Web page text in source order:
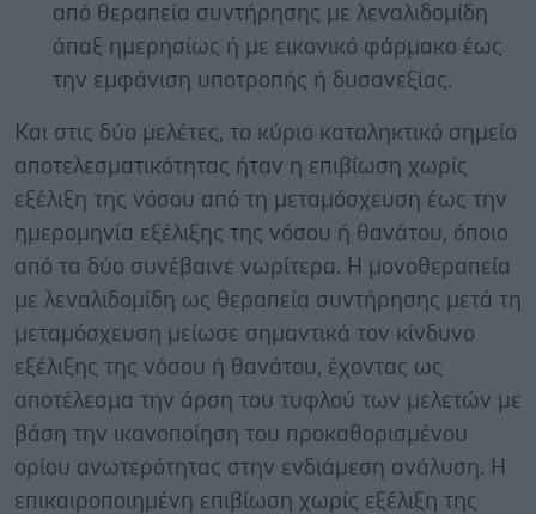
από θεραπεία συντήρησης με λεναλιδομίδη
άπαξ ημερησίως ή με εικονικό φάρμακο έως
την εμφάνιση υποτροπής ή δυσανεξίας.
Και στις δύο μελέτες, το κύριο καταληκτικό σημείο
αποτελεσματικότητας ήταν η επιβίωση χωρίς
εξέλιξη της νόσου από τη μεταμόσχευση έως την
ημερομηνία εξέλιξης της νόσου ή θανάτου, όποιο
από τα δύο συνέβαινε νωρίτερα. Η μονοθεραπεία
με λεναλιδομίδη ως θεραπεία συντήρησης μετά τη
μεταμόσχευση μείωσε σημαντικά τον κίνδυνο
εξέλιξης της νόσου ή θανάτου, έχοντας ως
αποτέλεσμα την άρση του τυφλού των μελετών με
βάση την ικανοποίηση του προκαθορισμένου
ορίου ανωτερότητας στην ενδιάμεση ανάλυση. Η
επικαιροποιημένη επιβίωση χωρίς εξέλιξη της